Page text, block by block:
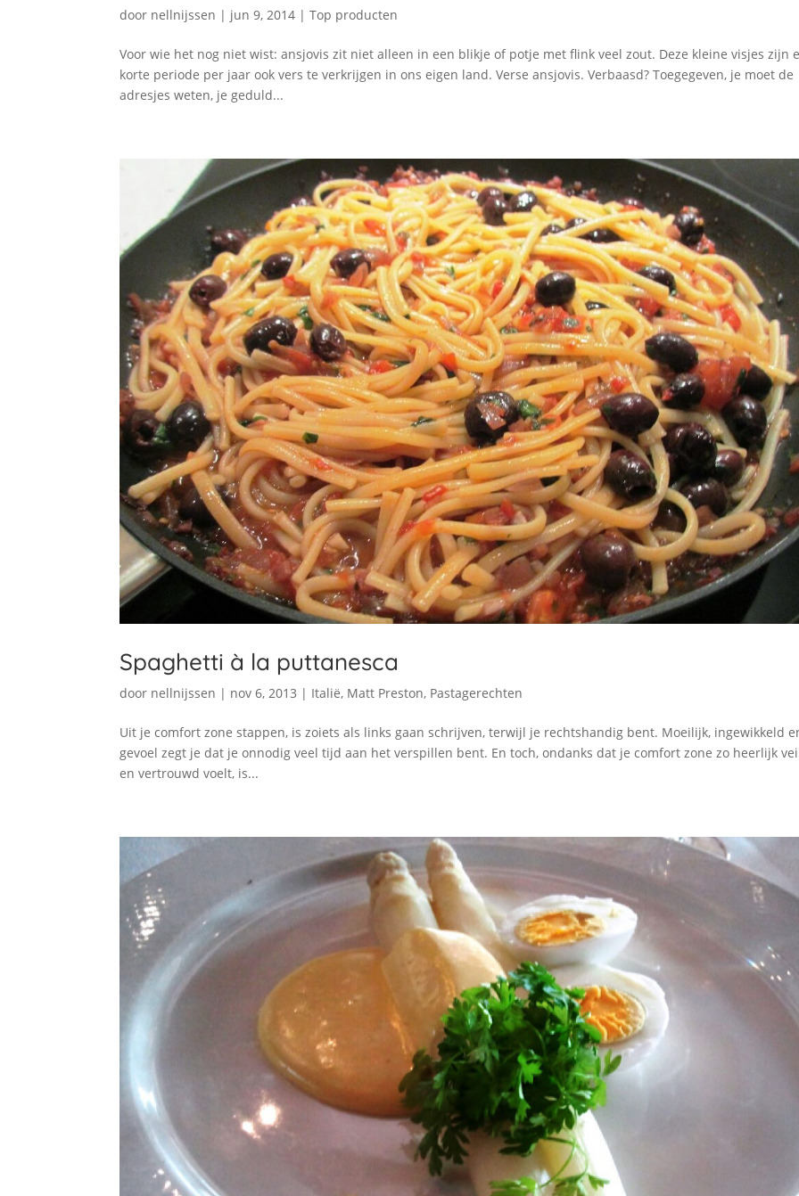
door nellnijssen | jun 9, 2014 |Top producten
Voor wie het nog niet wist: ansjovis zit niet alleen in een blikje of potje met flink veel zout. Deze kleine visjes zijn
korte periode per jaar ook vers te verkrijgen in ons eigen land. Verse ansjovis. Verbaasd? Toegegeven, je moet de
adresjes weten, je geduld...
Spaghetti à la puttanesca
door nellnijssen | nov 6, 2013 | Italië, Matt Preston, Pastagerechten
Uit je comfort zone stappen, is zoiets als links gaan schrijven, terwijl je rechtshandig bent. Moeilijk, ingewikkeld
gevoel zegt je dat je onnodig veel tijd aan het verspillen bent. En toch, ondanks dat je comfort zone zo heerlijk
en vertrouwd voelt, is...